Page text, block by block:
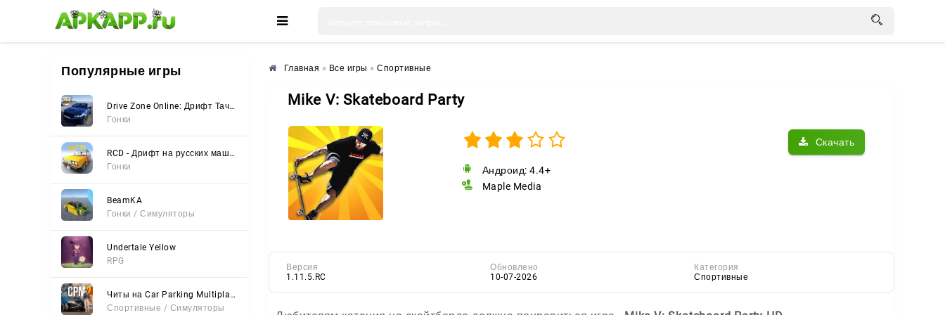
🌸 🌼 🌺
Популярные игры
Drive Zone Online: Дрифт Тачки
Гонки
RCD - Дрифт на русских машинах
Гонки
BeamKA
Гонки / Симуляторы
Undertale Yellow
RPG
Читы на Car Parking Multiplayer 2 (Все открыто, Мод-Меню)
Спортивные / Симуляторы
Главная » Все игры » Спортивные
Mike V: Skateboard Party
Скачать
Андроид: 4.4+
Maple Media
Версия
1.11.5.RC
Обновлено
10-07-2026
Категория
Спортивные